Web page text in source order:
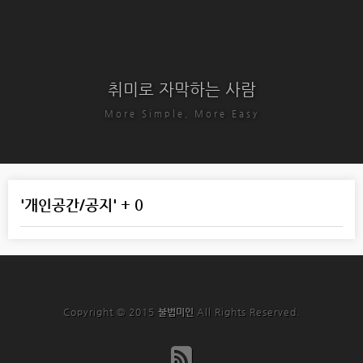
취미로 자막하는 사람
More Simple, More Easy
'개인공간/공지' + 0
Copyright © 2015 불법미인All Rights Reserved.